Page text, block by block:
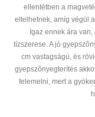
ellentétben a
eltelhetnek, amíg végül
Igaz ennek ára
tízszerese. A jó
cm vastagságú, és
gyepszõnyegterítés
felemelni, mert a